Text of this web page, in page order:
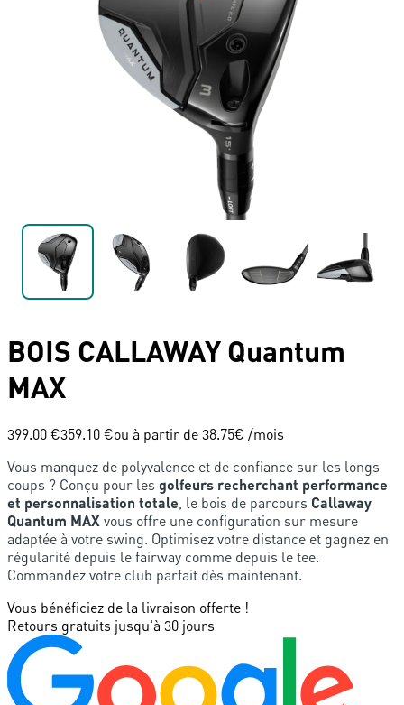
BOIS CALLAWAY Quantum
MAX
399.00 €359.10 €ou à partir de 38.75€ /mois
Vous manquez de polyvalence et de confiance sur les longs
coups ? Conçu pour les golfeurs recherchant performance
et personnalisation totale , le bois de parcours Callaway
Quantum MAX vous offre une configuration sur mesure
adaptée à votre swing. Optimisez votre distance et gagnez en
régularité depuis le fairway comme depuis le tee.
Commandez votre club parfait dès maintenant.
Vous bénéficiez de la livraison offerte !
Retours gratuits jusqu'à 30 jours